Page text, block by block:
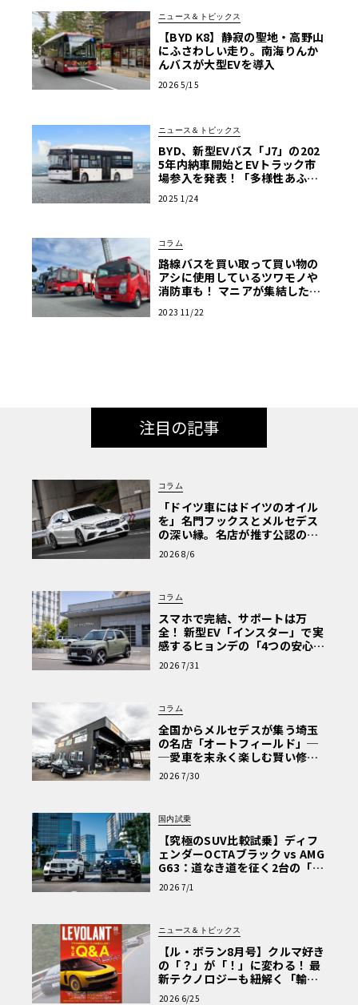
ニュース＆トピックス
【BYD K8】静寂の聖地・高野山
にふさわしい走り。南海りんか
んバスが大型EVを導入
2026 5/15
ニュース＆トピックス
BYD、新型EVバス「J7」の202
5年内納車開始とEVトラック市
場参入を発表！「多様性あふれ
2025 1/24
コラム
路線バスを買い取って買い物の
アシに使用しているツワモノや
消防車も！ マニアが集結した商
2023 11/22
注目の記事
コラム
「ドイツ車にはドイツのオイル
を」名門フックスとメルセデス
の深い縁。名店が推す公認の安
心と、Cクラスで味わうシルキー
な走り〈PR〉
2026 8/6
コラム
スマホで完結、サポートは万
全！ 新型EV「インスター」で実
感するヒョンデの「4つの安心」
【第1回・ヒョンデ6つの疑問：
Why? Hyundai?】〈PR〉
2026 7/31
コラム
全国からメルセデスが集う埼玉
の名店「オートフィールド」─
─愛車を末永く楽しむ賢い修理
術と、プロがフックス製オイル
を選ぶ理由〈PR〉
2026 7/30
国内試乗
【究極のSUV比較試乗】ディフ
ェンダーOCTAブラック vs AMG
G63：道なき道を征く2台の「対
極的アプローチ」
2026 7/1
ニュース＆トピックス
【ル・ボラン8月号】クルマ好き
の「？」が「！」に変わる！ 最
新テクノロジーも紐解く「輸入
車Q&A」
2026 6/25